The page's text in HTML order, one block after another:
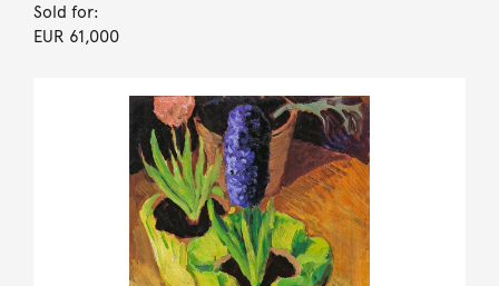
Sold for:
EUR 61,000